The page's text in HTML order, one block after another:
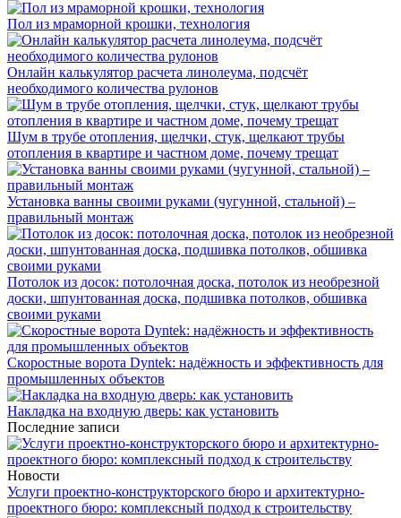
Пол из мраморной крошки, технология
Онлайн калькулятор расчета линолеума, подсчёт
необходимого количества рулонов
Шум в трубе отопления, щелчки, стук, щелкают трубы
отопления в квартире и частном доме, почему трещат
Установка ванны своими руками (чугунной, стальной) –
правильный монтаж
Потолок из досок: потолочная доска, потолок из необрезной
доски, шпунтованная доска, подшивка потолков, обшивка
своими руками
Скоростные ворота Dyntek: надёжность и эффективность для
промышленных объектов
Накладка на входную дверь: как установить
Последние записи
Новости
Услуги проектно-конструкторского бюро и архитектурно-
проектного бюро: комплексный подход к строительству